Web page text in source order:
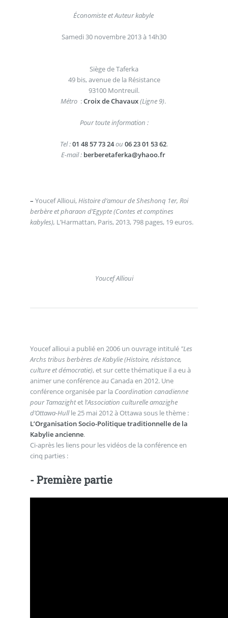
Économiste et Auteur kabyle
Samedi 30 novembre 2013 à 14h30
Siège de Taferka
49 bis, avenue de la Résistance
93100 Montreuil.
Métro :Croix de Chavaux(Ligne 9).
Pour toute information :
Tel :01 48 57 73 24ou 06 23 01 53 62.
E-mail : berberetaferka@yhaoo.fr
– Youcef Allioui, Histoire d’amour de Sheshonq 1er, Roi
berbère et pharaon d’Egypte (Contes et comptines
kabyles), L’Harmattan, Paris, 2013, 798 pages, 19 euros.
Youcef Allioui
Youcef allioui a publié en 2006 un ouvrage intitulé "Les
Archs tribus berbères de Kabylie (Histoire, résistance,
culture et démocratie), et sur cette thématique il a eu à
animer une conférence au Canada en 2012. Une
conférence organisée par la Coordination canadienne
pour Tamazightet l’Association culturelle amazighe
d’Ottawa-Hullle 25 mai 2012 à Ottawa sous le thème :
L’Organisation Socio-Politique traditionnelle de la
Kabylie ancienne.
Ci-après les liens pour les vidéos de la conférence en
cinq parties :
- Première partie